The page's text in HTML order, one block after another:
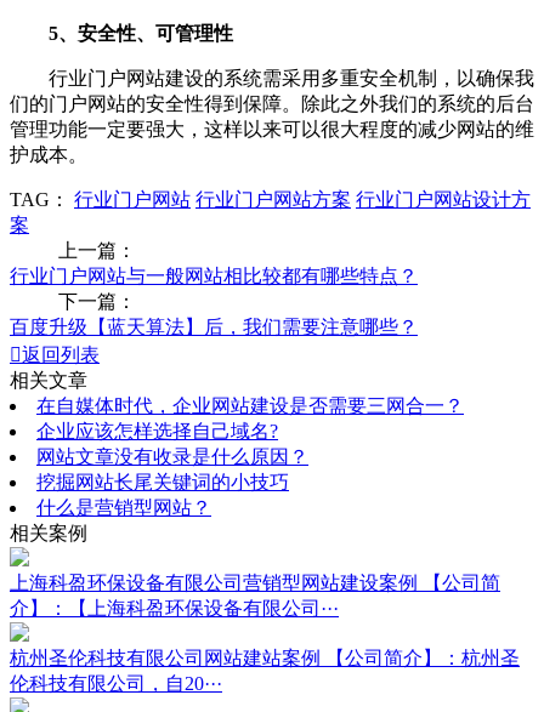
5、安全性、可管理性
行业门户网站建设的系统需采用多重安全机制，以确保我
们的门户网站的安全性得到保障。除此之外我们的系统的后台
管理功能一定要强大，这样以来可以很大程度的减少网站的维
护成本。
TAG： 行业门户网站 行业门户网站方案 行业门户网站设计方
案
上一篇：
行业门户网站与一般网站相比较都有哪些特点？
下一篇：
百度升级【蓝天算法】后，我们需要注意哪些？
返回列表
相关文章
在自媒体时代，企业网站建设是否需要三网合一？
企业应该怎样选择自己域名?
网站文章没有收录是什么原因？
挖掘网站长尾关键词的小技巧
什么是营销型网站？
相关案例
上海科盈环保设备有限公司营销型网站建设案例
【公司简
介】：【上海科盈环保设备有限公司···
杭州圣伦科技有限公司网站建站案例
【公司简介】：杭州圣
伦科技有限公司，自20···